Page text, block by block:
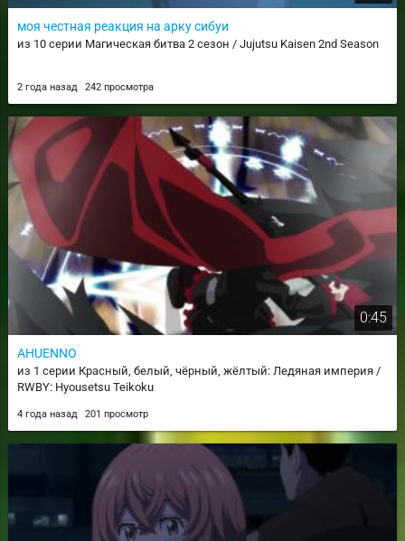
моя честная реакция на арку сибуи
из 10 серии Магическая битва 2 сезон / Jujutsu Kaisen 2nd Season
2 года назад 242 просмотра
0:45
AHUENNO
из 1 серии Красный, белый, чёрный, жёлтый: Ледяная империя /
RWBY: Hyousetsu Teikoku
4 года назад 201 просмотр